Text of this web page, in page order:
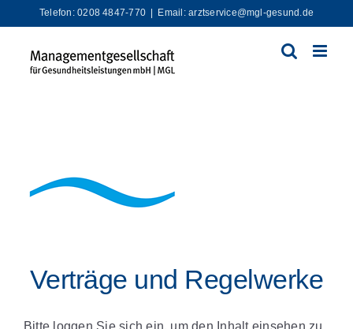
Inhalt
springen
Telefon: 0208 4847-770 Email: arztservice@mgl-gesund.de
Verträge und Regelwerke